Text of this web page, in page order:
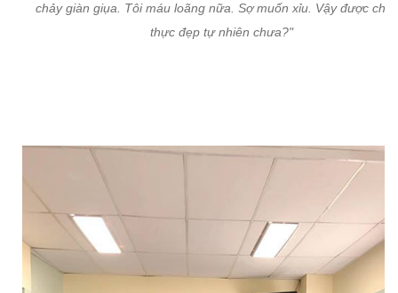
chảy giàn giụa. Tôi máu loãng nữa. Sợ muốn xỉu. Vậy được
thực đẹp tự nhiên chưa?"